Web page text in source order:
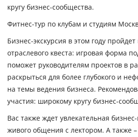
кругу бизнес-сообщества.
Фитнес-тур по клубам и студиям
Бизнес-экскурсия в этом году
отраслевого квеста: игровая форма
поможет руководителям проектов в
раскрыться для более глубокого и
на темы ведения бизнеса.
участия: широкому кругу бизнес-
Вас также ждет увлекательная
живого общения с лектором. А также